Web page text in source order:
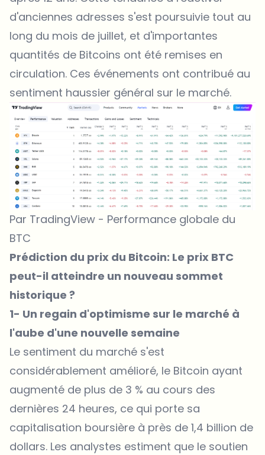
d'anciennes adresses s'est poursuivie tout au
long du mois de juillet, et d'importantes
quantités de Bitcoins ont été remises en
circulation. Ces événements ont contribué au
sentiment haussier général sur le marché.
Par TradingView - Performance globale du
BTC
Prédiction du prix du Bitcoin: Le prix BTC
peut-il atteindre un nouveau sommet
historique ?
1- Un regain d'optimisme sur le marché à
l'aube d'une nouvelle semaine
Le sentiment du marché s'est
considérablement amélioré, le Bitcoin ayant
augmenté de plus de 3 % au cours des
dernières 24 heures, ce qui porte sa
capitalisation boursière à près de 1,4 billion de
dollars. Les analystes estiment que le soutien